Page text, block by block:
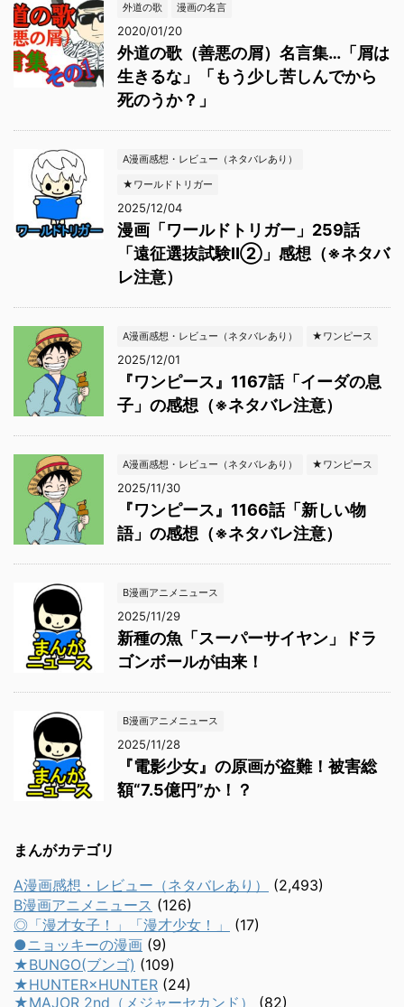
外道の歌 漫画の名言
2020/01/20
外道の歌（善悪の屑）名言集…「屑は
生きるな」「もう少し苦しんでから
死のうか？」
A漫画感想・レビュー（ネタバレあり）
★ワールドトリガー
2025/12/04
漫画「ワールドトリガー」259話
「遠征選抜試験Ⅱ②」感想（※ネタバ
レ注意）
A漫画感想・レビュー（ネタバレあり） ★ワンピース
2025/12/01
『ワンピース』1167話「イーダの息
子」の感想（※ネタバレ注意）
A漫画感想・レビュー（ネタバレあり） ★ワンピース
2025/11/30
『ワンピース』1166話「新しい物
語」の感想（※ネタバレ注意）
B漫画アニメニュース
2025/11/29
新種の魚「スーパーサイヤン」ドラ
ゴンボールが由来！
B漫画アニメニュース
2025/11/28
『電影少女』の原画が盗難！被害総
額“7.5億円”か！？
まんがカテゴリ
A漫画感想・レビュー（ネタバレあり）
(2,493)
B漫画アニメニュース (126)
◎「漫才女子！」「漫才少女！」
(17)
●ニョッキーの漫画 (9)
★BUNGO(ブンゴ) (109)
★HUNTER×HUNTER (24)
★MAJOR 2nd（メジャーセカンド）
(82)